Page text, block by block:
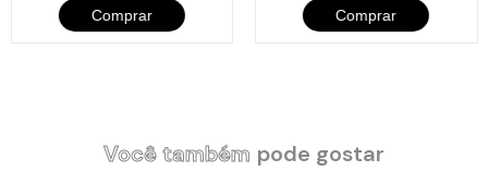
Comprar Comprar
Você também pode gostar